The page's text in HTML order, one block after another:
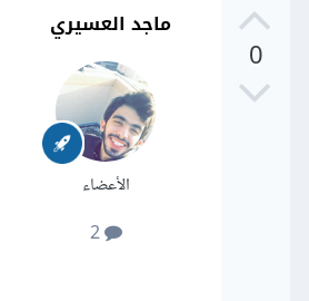
0
ماجد العسيري
الأعضاء
2